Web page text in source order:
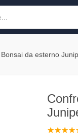
Bonsai da esterno
☆☆☆☆
★★★★